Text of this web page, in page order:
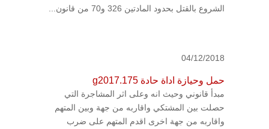
الشروع بالقتل بحدود المادتين 326 و70 من قانون...
04/12/2018
حمل وحيازة اداة حادة g2017.175
مبدأ قانوني وحيث انه وعلى اثر المشاجرة التي
حصلت بين المشتكي واقاربه من جهة وبين المتهم
واقاربه من جهة اخرى اقدم المتهم على ضرب